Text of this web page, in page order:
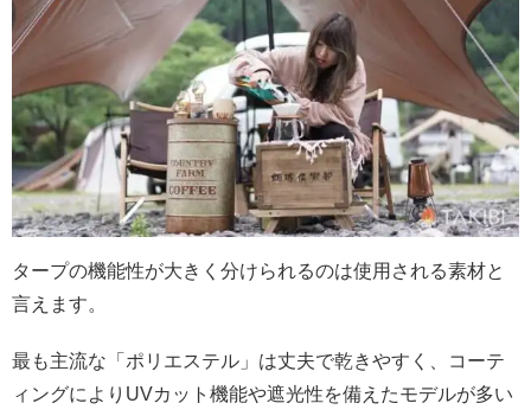
タープの機能性が大きく分けられるのは使用される素材と
言えます。
最も主流な「ポリエステル」は丈夫で乾きやすく、コーテ
ィングによりUVカット機能や遮光性を備えたモデルが多い